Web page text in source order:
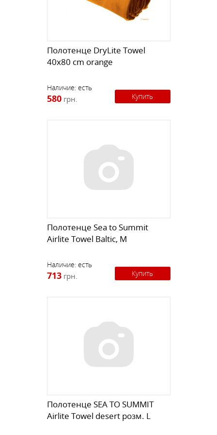
Полотенце DryLite Towel
40x80 cm orange
Наличие: есть
580 грн. Купить
Полотенце Sea to Summit
Airlite Towel Baltic, M
Наличие: есть
713 грн. Купить
Полотенце SEA TO SUMMIT
Airlite Towel desert розм. L